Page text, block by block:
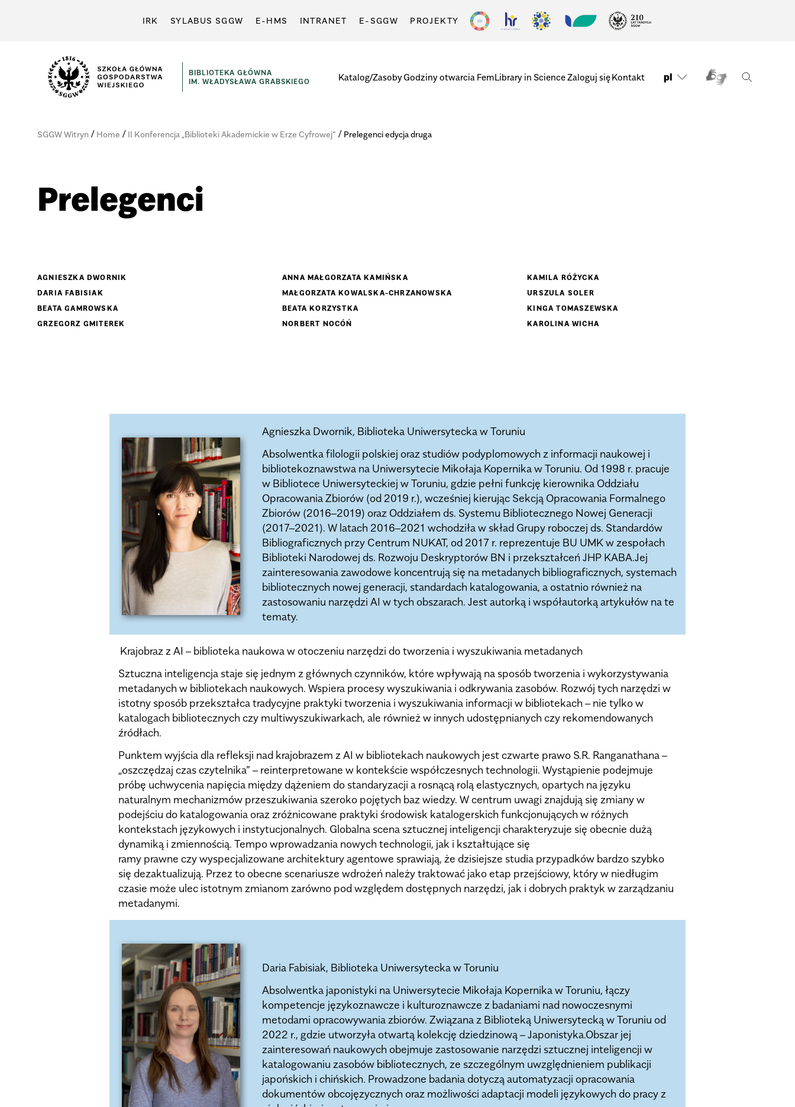
IRK SYLABUS SGGW E-HMS INTRANET E-SGGW PROJEKTY
BIBLIOTEKA GŁÓWNA
IM. WŁADYSŁAWA GRABSKIEGO
Katalog/ZasobyGodziny otwarcia FemLibrary in ScienceZaloguj sięKontakt pl
SGGW Witryn/ Home / II Konferencja „Biblioteki Akademickie w Erze Cyfrowej” / Prelegenci edycja druga
Prelegenci
AGNIESZKA DWORNIK
DARIA FABISIAK
BEATA GAMROWSKA
GRZEGORZ GMITEREK
ANNA MAŁGORZATA KAMIŃSKA
MAŁGORZATA KOWALSKA-CHRZANOWSKA
BEATA KORZYSTKA
NORBERT NOCÓŃ
KAMILA RÓŻYCKA
URSZULA SOLER
KINGA TOMASZEWSKA
KAROLINA WICHA
Agnieszka Dwornik, Biblioteka Uniwersytecka w Toruniu
Absolwentka filologii polskiej oraz studiów podyplomowych z informacji naukowej i
bibliotekoznawstwa na Uniwersytecie Mikołaja Kopernika w Toruniu. Od 1998 r. pracuje
w Bibliotece Uniwersyteckiej w Toruniu, gdzie pełni funkcję kierownika Oddziału
Opracowania Zbiorów (od 2019 r.), wcześniej kierując Sekcją Opracowania Formalnego
Zbiorów (2016–2019) oraz Oddziałem ds. Systemu Bibliotecznego Nowej Generacji
(2017–2021). W latach 2016–2021 wchodziła w skład Grupy roboczej ds. Standardów
Bibliograficznych przy Centrum NUKAT, od 2017 r. reprezentuje BU UMK w zespołach
Biblioteki Narodowej ds. Rozwoju Deskryptorów BN i przekształceń JHP KABA.Jej
zainteresowania zawodowe koncentrują się na metadanych bibliograficznych, systemach
bibliotecznych nowej generacji, standardach katalogowania, a ostatnio również na
zastosowaniu narzędzi AI w tych obszarach. Jest autorką i współautorką artykułów na te
tematy.
Krajobraz z AI – biblioteka naukowa w otoczeniu narzędzi do tworzenia i wyszukiwania metadanych
Sztuczna inteligencja staje się jednym z głównych czynników, które wpływają na sposób tworzenia i wykorzystywania
metadanych w bibliotekach naukowych. Wspiera procesy wyszukiwania i odkrywania zasobów. Rozwój tych narzędzi w
istotny sposób przekształca tradycyjne praktyki tworzenia i wyszukiwania informacji w bibliotekach – nie tylko w
katalogach bibliotecznych czy multiwyszukiwarkach, ale również w innych udostępnianych czy rekomendowanych
źródłach.
Punktem wyjścia dla refleksji nad krajobrazem z AI w bibliotekach naukowych jest czwarte prawo S.R. Ranganathana –
„oszczędzaj czas czytelnika” – reinterpretowane w kontekście współczesnych technologii. Wystąpienie podejmuje
próbę uchwycenia napięcia między dążeniem do standaryzacji a rosnącą rolą elastycznych, opartych na języku
naturalnym mechanizmów przeszukiwania szeroko pojętych baz wiedzy. W centrum uwagi znajdują się zmiany w
podejściu do katalogowania oraz zróżnicowane praktyki środowisk katalogerskich funkcjonujących w różnych
kontekstach językowych i instytucjonalnych. Globalna scena sztucznej inteligencji charakteryzuje się obecnie dużą
dynamiką i zmiennością. Tempo wprowadzania nowych technologii, jak i kształtujące się
ramy prawne czy wyspecjalizowane architektury agentowe sprawiają, że dzisiejsze studia przypadków bardzo szybko
się dezaktualizują. Przez to obecne scenariusze wdrożeń należy traktować jako etap przejściowy, który w niedługim
czasie może ulec istotnym zmianom zarówno pod względem dostępnych narzędzi, jak i dobrych praktyk w zarządzaniu
metadanymi.
Daria Fabisiak, Biblioteka Uniwersytecka w Toruniu
Absolwentka japonistyki na Uniwersytecie Mikołaja Kopernika w Toruniu, łączy
kompetencje językoznawcze i kulturoznawcze z badaniami nad nowoczesnymi
metodami opracowywania zbiorów. Związana z Biblioteką Uniwersytecką w Toruniu od
2022 r., gdzie utworzyła otwartą kolekcję dziedzinową – Japonistyka.Obszar jej
zainteresowań naukowych obejmuje zastosowanie narzędzi sztucznej inteligencji w
katalogowaniu zasobów bibliotecznych, ze szczególnym uwzględnieniem publikacji
japońskich i chińskich. Prowadzone badania dotyczą automatyzacji opracowania
dokumentów obcojęzycznych oraz możliwości adaptacji modeli językowych do pracy z